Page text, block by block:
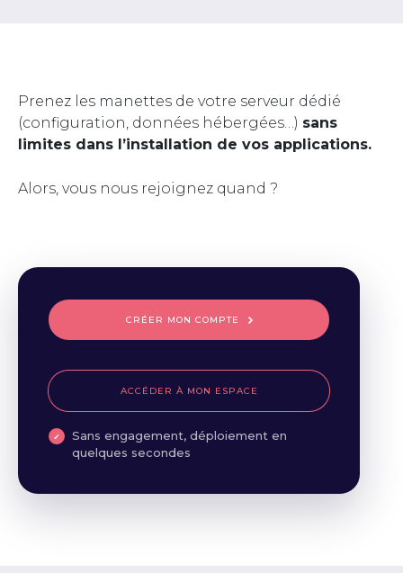
Prenez les manettes de votre serveur dédié
(configuration, données hébergées…) sans
limites dans l’installation de vos applications.
Alors, vous nous rejoignez quand ?
CRÉER MON COMPTE
ACCÉDER À MON ESPACE
Sans engagement, déploiement en
quelques secondes